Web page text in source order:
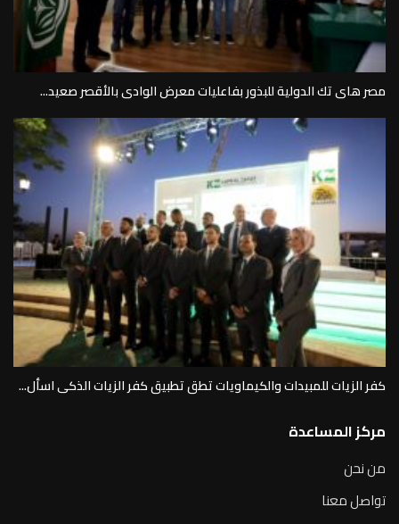
مصر هاى تك الدولية للبذور بفاعليات معرض الوادى بالأقصر صعيد...
كفر الزيات للمبيدات والكيماويات تطق تطبيق كفر الزيات الذكى اسأل...
مركز المساعدة
من نحن
تواصل معنا